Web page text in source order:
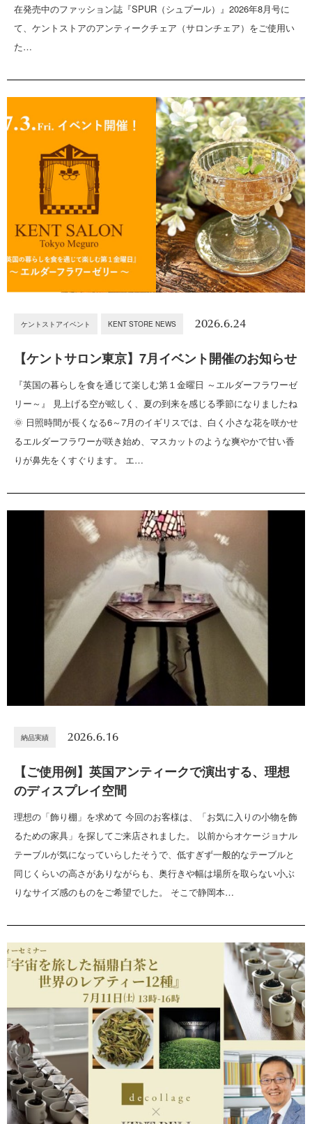
在発売中のファッション誌『SPUR（シュプール）』2026年8月号に
て、ケントストアのアンティークチェア（サロンチェア）をご使用い
た…
ケントストアイベント KENT STORE NEWS 2026.6.24
【ケントサロン東京】7月イベント開催のお知らせ
『英国の暮らしを食を通じて楽しむ第１金曜日 ～エルダーフラワーゼ
リー～』 見上げる空が眩しく、夏の到来を感じる季節になりましたね
🌞 日照時間が長くなる6～7月のイギリスでは、白く小さな花を咲かせ
るエルダーフラワーが咲き始め、マスカットのような爽やかで甘い香
りが鼻先をくすぐります。 エ…
納品実績 2026.6.16
【ご使用例】英国アンティークで演出する、理想
のディスプレイ空間
理想の「飾り棚」を求めて 今回のお客様は、「お気に入りの小物を飾
るための家具」を探してご来店されました。 以前からオケージョナル
テーブルが気になっていらしたそうで、低すぎず一般的なテーブルと
同じくらいの高さがありながらも、奥行きや幅は場所を取らない小ぶ
りなサイズ感のものをご希望でした。 そこで静岡本…